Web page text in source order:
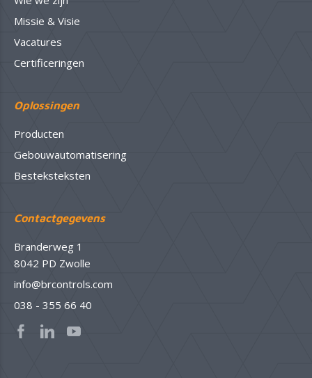
Missie & Visie
Vacatures
Certificeringen
Oplossingen
Producten
Gebouwautomatisering
Besteksteksten
Contactgegevens
Branderweg 1
8042 PD Zwolle
info@brcontrols.com
038 - 355 66 40